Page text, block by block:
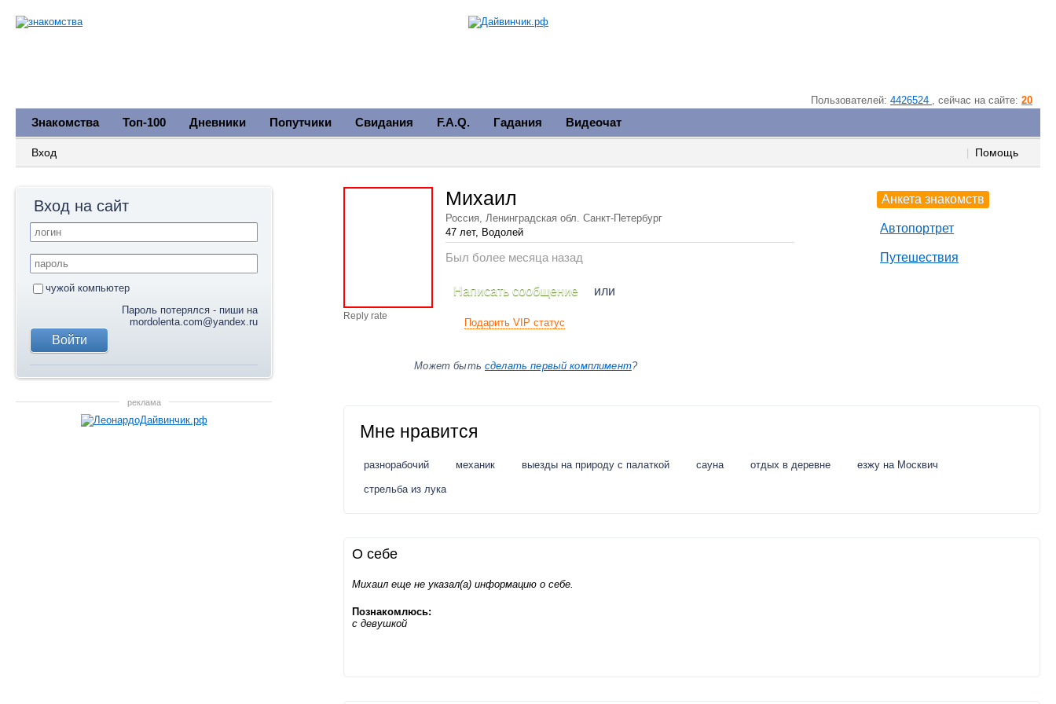
Пользователей: 4426524 , cейчас на сайте: 20
Знакомства Топ-100 Дневники Попутчики Свидания F.A.Q. Гадания Видеочат
Помощь
Вход
Анкета знакомств
Автопортрет
Путешествия
Reply rate
Михаил
Россия, Ленинградская обл. Санкт-Петербург
47 лет, Водолей
Был более месяца назад
Написать сообщение или
Подарить VIP статус
Может быть сделать первый комплимент?
Мне нравится
разнорабочий механик выезды на природу с палаткой сауна отдых в деревне езжу на Москвич
стрельба из лука
О себе
Михаил еще не указал(а) информацию о себе.
Познакомлюсь:
с девушкой
Вход на сайт
чужой компьютер
Пароль потерялся - пиши на
mordolenta.com@yandex.ru
реклама